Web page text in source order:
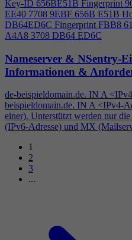
Key-ID 656BE51B Fingerprint
EE40 7708 9EBF 656B E51B
DB64ED6C Fingerprint FBB8
A4A8 3708 DB64 ED6C
Nameserver & NSentry-
Informationen &
de-beispieldomain.de. IN A <IPv4
beispieldomain.de. IN A <IPv4-
einer). Unterstützt werden nur
(IPv6-Adresse) und MX
1
2
3
...